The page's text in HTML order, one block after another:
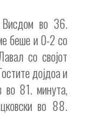
во 36.
беше и 0-2 со
со својот
дојдоа и
во 81. минута,
во 88.